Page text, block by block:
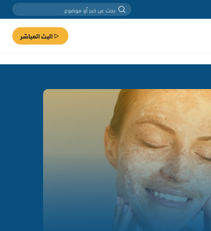
البث المباشر